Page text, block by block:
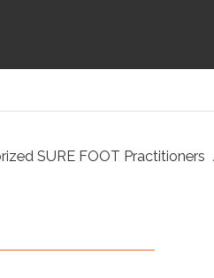
SURE FOOT Practitioners